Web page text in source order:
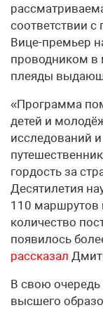
соответствии с
Вице-премьер
проводником в
плеяды
«Программа
детей и
исследований
гордость за
Десятилетия
110 маршрутов
количество
появилось
рассказал
В свою очередь
высшего